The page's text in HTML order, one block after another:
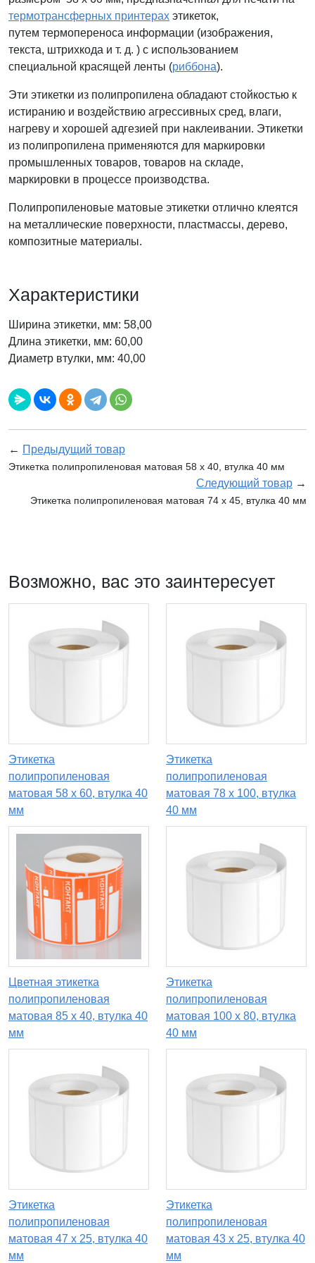
термотрансферных принтерах этикеток,
путем термопереноса информации (изображения,
текста, штрихкода и т. д. ) с использованием
специальной красящей ленты (риббона).
Эти этикетки из полипропилена обладают стойкостью к
истиранию и воздействию агрессивных сред, влаги,
нагреву и хорошей адгезией при наклеивании. Этикетки
из полипропилена применяются для маркировки
промышленных товаров, товаров на складе,
маркировки в процессе производства.
Полипропиленовые матовые этикетки отлично клеятся
на металлические поверхности, пластмассы, дерево,
композитные материалы.
Характеристики
Ширина этикетки, мм: 58,00
Длина этикетки, мм: 60,00
Диаметр втулки, мм: 40,00
← Предыдущий товар
Этикетка полипропиленовая матовая 58 x 40, втулка 40 мм
Следующий товар →
Этикетка полипропиленовая матовая 74 x 45, втулка 40 мм
Возможно, вас это заинтересует
Этикетка
полипропиленовая
матовая 58 x 60, втулка 40
мм
Этикетка
полипропиленовая
матовая 78 x 100, втулка
40 мм
Цветная этикетка
полипропиленовая
матовая 85 x 40, втулка 40
мм
Этикетка
полипропиленовая
матовая 100 x 80, втулка
40 мм
Этикетка
полипропиленовая
матовая 47 x 25, втулка 40
мм
Этикетка
полипропиленовая
матовая 43 x 25, втулка 40
мм